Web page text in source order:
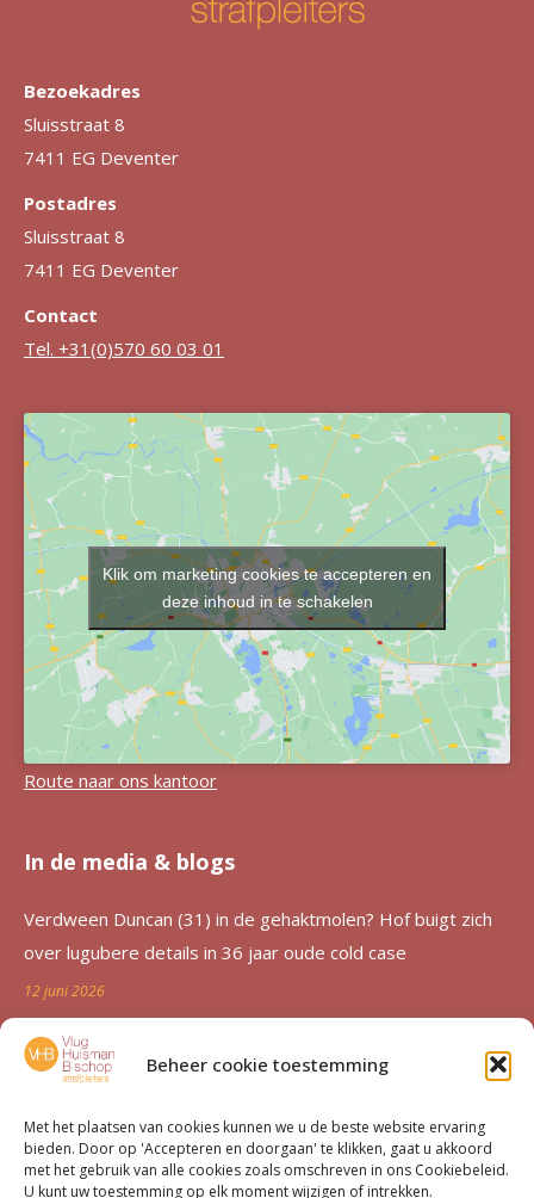
Beheer cookie toestemming
Met het plaatsen van cookies kunnen we u de beste website ervaring
bieden. Door op 'Accepteren en doorgaan' te klikken, gaat u akkoord
met het gebruik van alle cookies zoals omschreven in ons Cookiebeleid.
U kunt uw toestemming op elk moment wijzigen of intrekken.
Bezoekadres
Sluisstraat 8
7411 EG Deventer
Postadres
Sluisstraat 8
7411 EG Deventer
Contact
Tel. +31(0)570 60 03 01
Klik om marketing cookies te accepteren en
deze inhoud in te schakelen
Route naar ons kantoor
In de media & blogs
Verdween Duncan (31) in de gehaktmolen? Hof buigt zich
over lugubere details in 36 jaar oude cold case
12 juni 2026
Zutphen al 36 jaar in de ban van verdwijning Duncan
Zwakke: ‘Een etterende wond voor de familie’
Advocatenechtpaar Knoops bestraft door tuchtrechter om